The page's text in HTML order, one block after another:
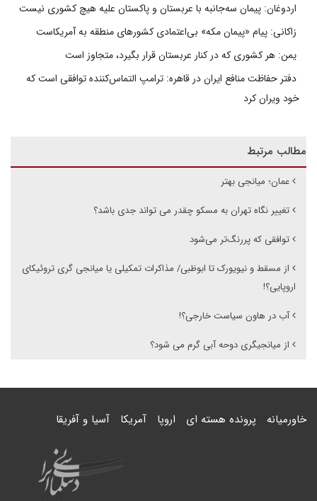
اردوغان: پیمان سه‌جانبه با عربستان و پاکستان علیه هیچ کشوری نیست
زاکانی: پیام «پیمان مکه» بی‌اعتمادی کشورهای منطقه به آمریکاست
یمن: هر کشوری که در کنار عربستان قرار بگیرد، متجاوز است
دفتر حفاظت منافع ایران در قاهره: ترامپ التماس‌کننده توافقی است که
خود ویران کرد
مطالب مرتبط
عمان؛ میانجی بهتر
تغییر نگاه تهران به مسکو چقدر می تواند جدی باشد؟
توافقی که پررنگ‌تر می‌شود
از مسقط و نیویورک تا ابوظبی/ مذاکرات تمکیلی یا میانجی گری تروئیکای
اروپایی؟!
آب در هاون سیاست خارجی؟!
از میانجیگری دوحه آبی گرم می شود؟
خاورمیانه پرونده هسته ای اروپا آمریکا آسیا و آفریقا